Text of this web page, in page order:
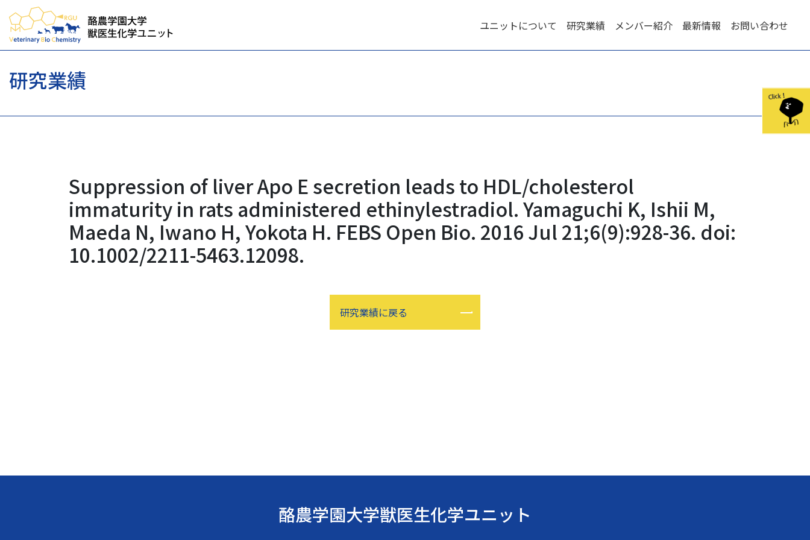
ユニットについて 研究業績 メンバー紹介 最新情報 お問い合わせ
研究業績
Suppression of liver Apo E secretion leads to HDL/cholesterol
immaturity in rats administered ethinylestradiol. Yamaguchi K, Ishii M,
Maeda N, Iwano H, Yokota H. FEBS Open Bio. 2016 Jul 21;6(9):928-36. doi:
10.1002/2211-5463.12098.
研究業績に戻る
酪農学園大学獣医生化学ユニット